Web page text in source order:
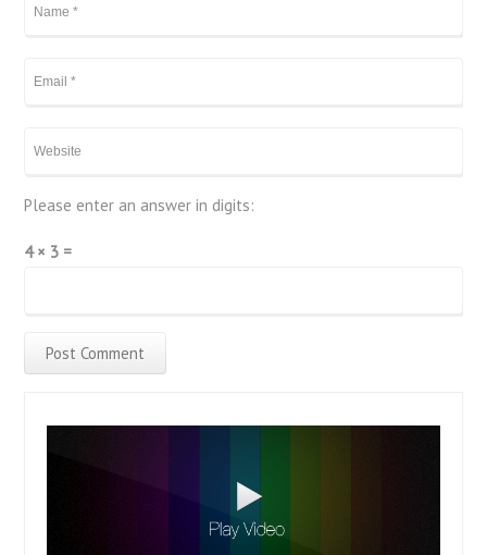
Please enter an answer in digits:
4 × 3 =